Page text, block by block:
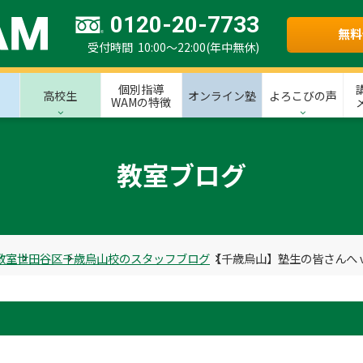
0120-20-7733
受付時間 10:00～22:00(年中無休)
無
高校生
個別指導
WAMの特徴
オンライン塾 よろこびの声
教室ブログ
室世田谷区千歳烏山校のスタッフブログ 【千歳烏山】塾生の皆さん